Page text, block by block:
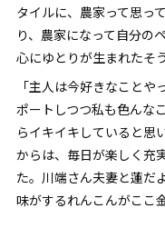
タイルに、農家って思っ
り、農家になって自分の
心にゆとりが生まれたそう
「主人は今好きなこと
ポートしつつ私も色んな
らイキイキしていると思
からは、毎日が楽しく充
た。川端さん夫妻と蓮だ
味がするれんこんがここ